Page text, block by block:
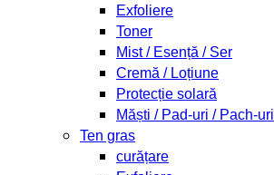
Exfoliere
Toner
Mist / Esență / Ser
Cremă / Loțiune
Protecție solară
Măști / Pad-uri / Pach-uri
Ten gras
curățare